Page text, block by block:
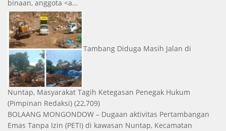
binaan, anggota <a...
Tambang Diduga Masih Jalan di
Nuntap, Masyarakat Tagih Ketegasan Penegak Hukum
(Pimpinan Redaksi) (22,709)
BOLAANG MONGONDOW – Dugaan aktivitas Pertambangan
Emas Tanpa Izin (PETI) di kawasan Nuntap, Kecamatan